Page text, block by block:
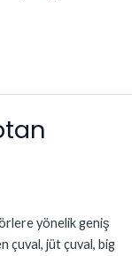
yönelik geniş
çuval, jüt çuval, big